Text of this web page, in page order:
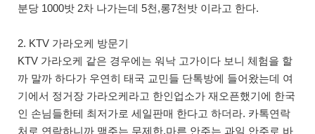
분당 1000밧 2차 나가는데 5천,롱7천밧 이라고 한다.
2. KTV 가라오케 방문기
KTV 가라오케 같은 경우에는 워낙 고가이다 보니 체험을 할
까 말까 하다가 우연히 태국 교민들 단톡방에 들어왔는데 여
기에서 정거장 가라오케라고 한인업소가 재오픈했기에 한국
인 손님들한테 최저가로 세일판매 한다고 하더라. 카톡연락
처로 연락하니까 맥주는 무제한,마른 안주는 과일 안주로 바